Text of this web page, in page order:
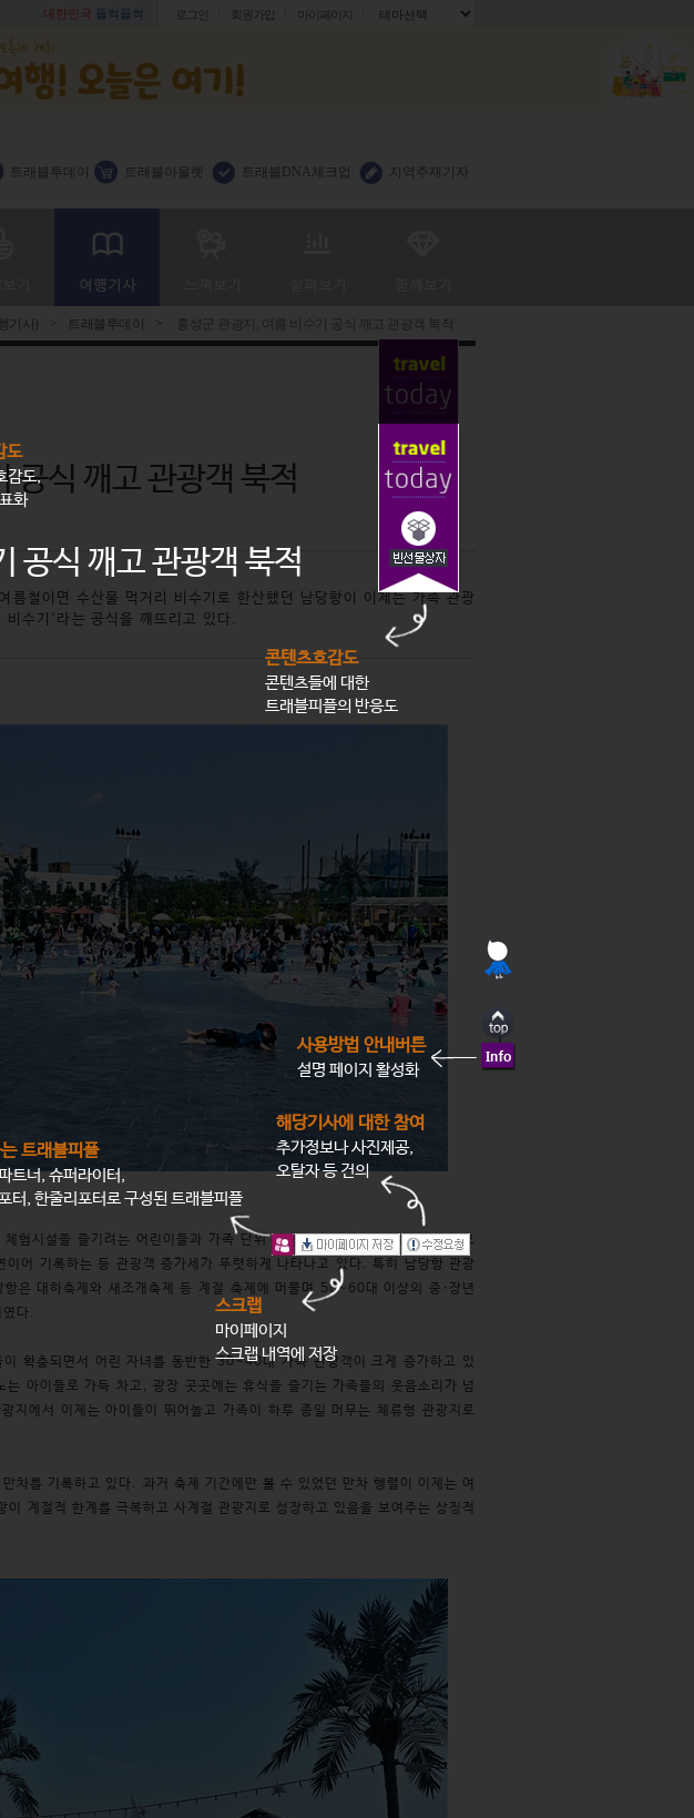
대한민국 들썩들썩 로그인 회원가입 마이페이지
트래블투데이 트래블아울렛 트래블DNA체크업 지역주재기자
기사) > 트래블투데이 > 홍성군 관광지, 여름 비수기 공식 깨고 관광객 북적
공식 깨고 관광객 북적
름철이면 수산물 먹거리 비수기로 한산했던 남당항이 이제는 가족 관광
수기'라는 공식을 깨뜨리고 있다.
험시설을 즐기려는 어린이들과 가족 단위 관광객들의 발길이 이어지고 있으
어 기록하는 등 관광객 증가세가 뚜렷하게 나타나고 있다. 특히 남당항 관광
은 대하축제와 새조개축제 등 계절 축제에 머물며 50~60대 이상의 중·장년
다.
확충되면서 어린 자녀를 동반한 30~40대 가족 관광객이 크게 증가하고 있
아이들로 가득 차고, 광장 곳곳에는 휴식을 즐기는 가족들의 웃음소리가 넘
지에서 이제는 아이들이 뛰어놀고 가족이 하루 종일 머무는 체류형 관광지로
차를 기록하고 있다. 과거 축제 기간에만 볼 수 있었던 만차 행렬이 이제는 여
계절적 한계를 극복하고 사계절 관광지로 성장하고 있음을 보여주는 상징적
공식 깨고 관광객 북적
도
감도,
화
콘텐츠호감도
콘텐츠들에 대한
트래블피플의 반응도
사용방법 안내버튼
설명 페이지 활성화
트래블피플
트너, 슈퍼라이터,
터, 한줄리포터로 구성된 트래블피플
스크랩
마이페이지
스크랩 내역에 저장
해당기사에 대한 참여
추가정보나 사진제공,
오탈자 등 건의